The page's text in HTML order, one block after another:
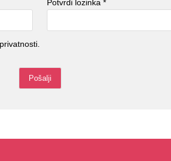
Potvrdi lozinka *
privatnosti.